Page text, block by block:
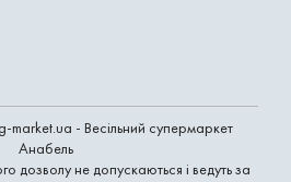
- Весільний супермаркет
Анабель
дозволу не допускаються і ведуть за